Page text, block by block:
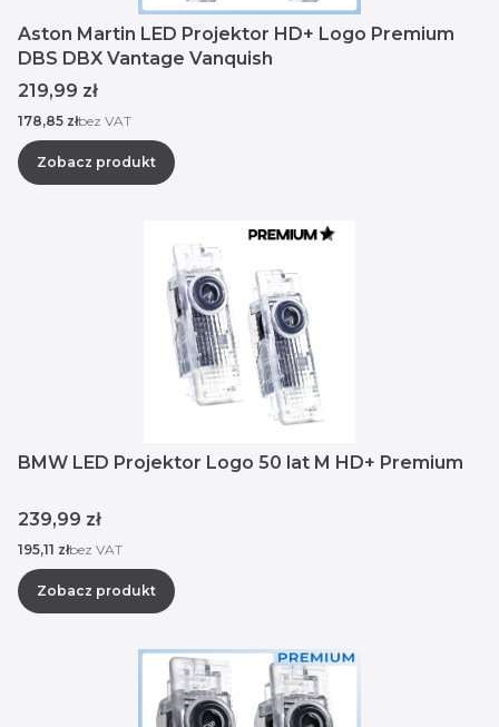
Aston Martin LED Projektor HD+ Logo Premium
DBS DBX Vantage Vanquish
Cena
219,99 zł
Cena
178,85 złbez VAT
Zobacz produkt
BMW LED Projektor Logo 50 lat M HD+ Premium
Cena
239,99 zł
Cena
195,11 złbez VAT
Zobacz produkt